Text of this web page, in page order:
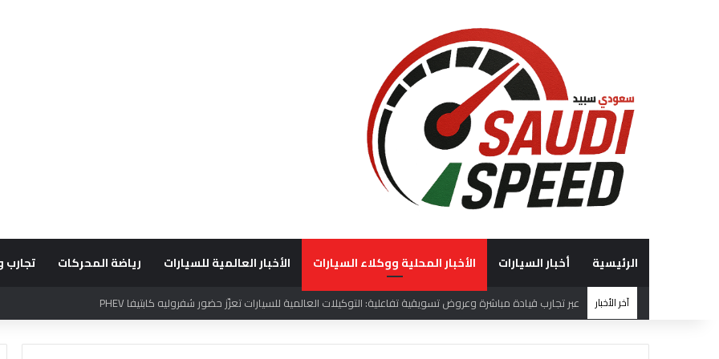
الرئيسية أخبار السيارات الأخبار المحلية ووكلاء السيارات الأخبار العالمية للسيارات رياضة المحركات تجارب
آخر الأخبار “الوعلان للتجارة” تحصد جائزة “شريك إرث التميّز” في قمة “شركاء هيونداي لعام 2026” تقديراً للتميّز التشغيلي وريادة تجارب العميل